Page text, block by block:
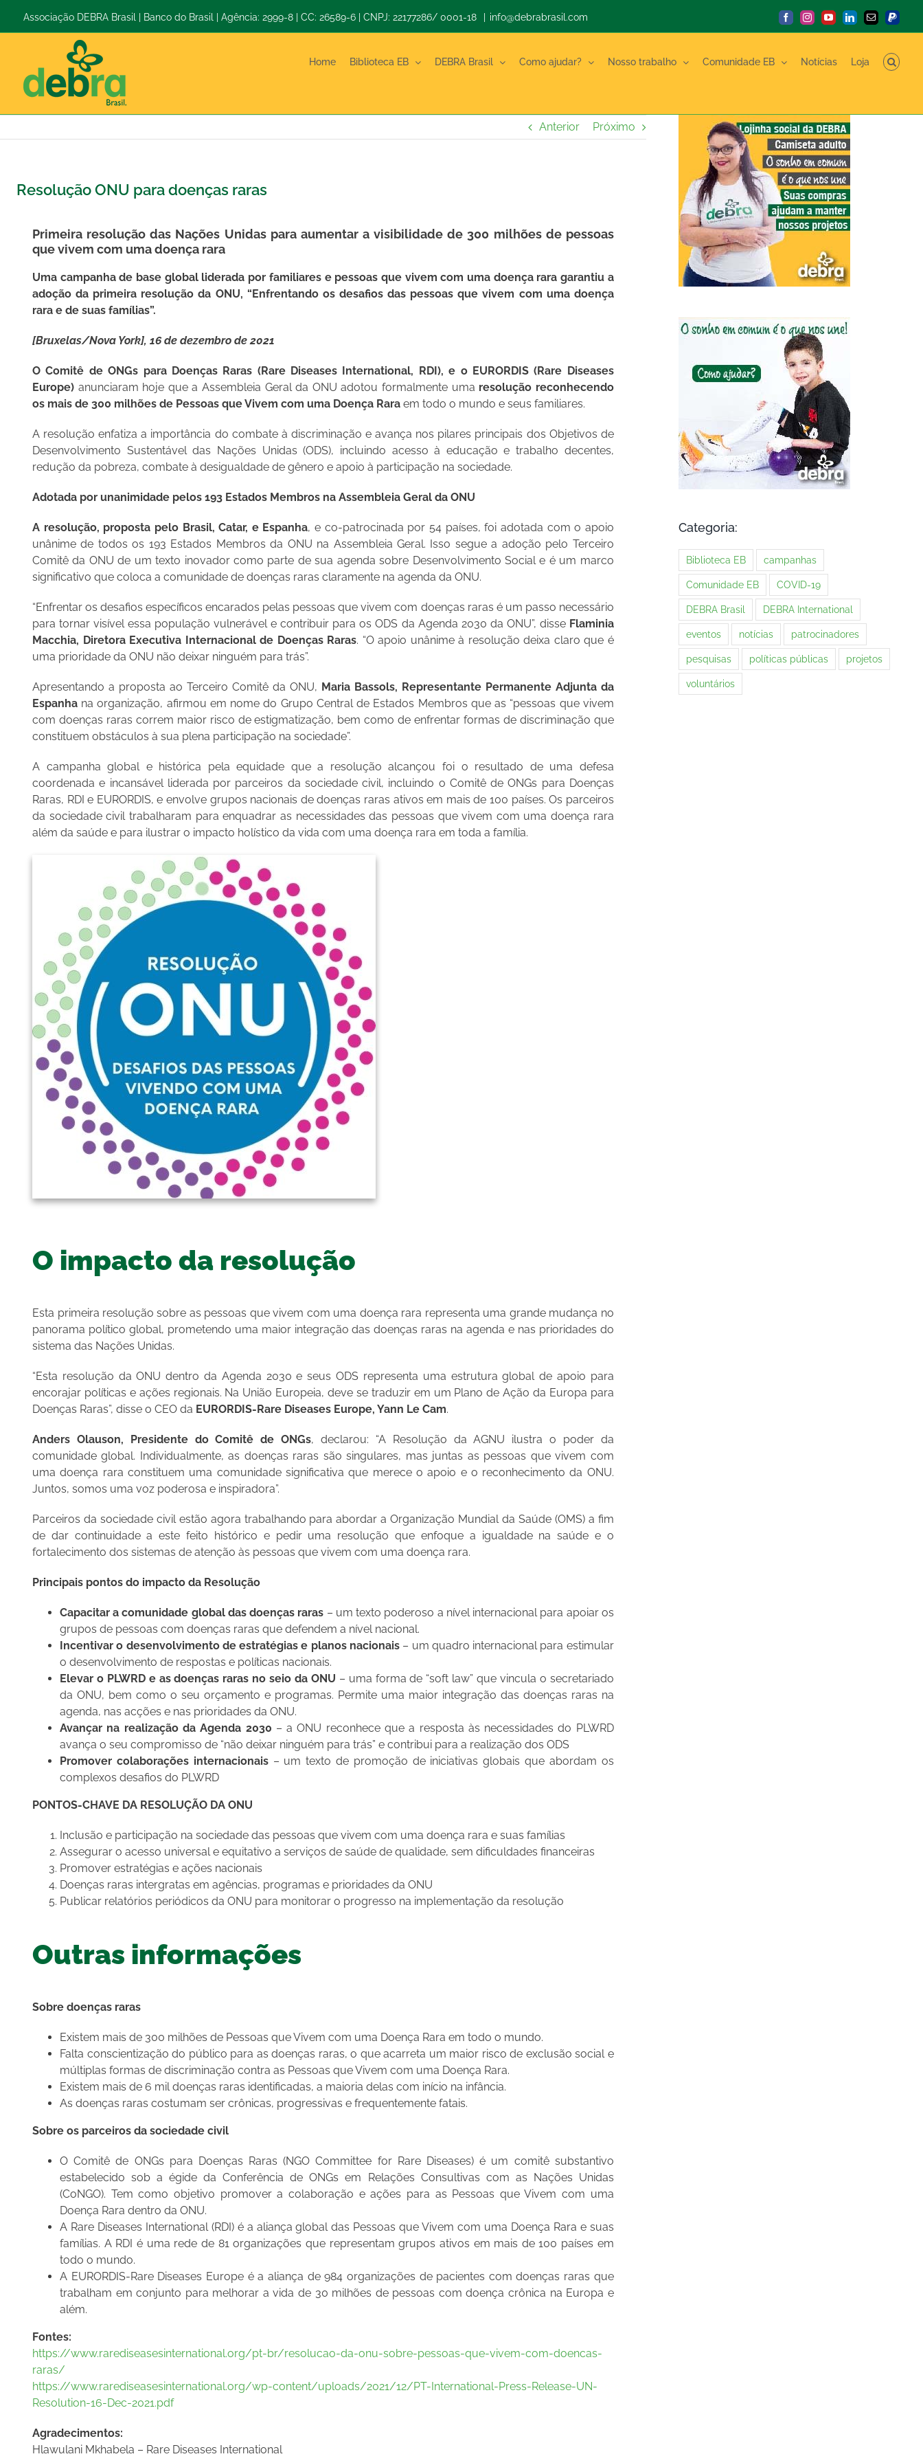
Associação DEBRA Brasil | Banco do Brasil | Agência: 2999-8 | CC: 26589-6 | CNPJ: 22177286/ 0001-18 info@debrabrasil.com FacebookInstagramYouTubeLinkedIn
E-
PayPal
Home Biblioteca EB DEBRA Brasil Como ajudar? Nosso trabalho Comunidade EB Notícias Loja
Anterior Próximo
Resolução ONU para doenças raras
Primeira resolução das Nações Unidas para aumentar a visibilidade de 300 milhões de pessoas
que vivem com uma doença rara
Uma campanha de base global liderada por familiares e pessoas que vivem com uma doença rara garantiu a
adoção da primeira resolução da ONU, “Enfrentando os desafios das pessoas que vivem com uma doença
rara e de suas famílias”.
[Bruxelas/Nova York], 16 de dezembro de 2021
O Comitê de ONGs para Doenças Raras (Rare Diseases International, RDI), e o EURORDIS (Rare Diseases
Europe) anunciaram hoje que a Assembleia Geral da ONU adotou formalmente uma resolução reconhecendo
os mais de 300 milhões de Pessoas que Vivem com uma Doença Rara em todo o mundo e seus familiares.
A resolução enfatiza a importância do combate à discriminação e avança nos pilares principais dos Objetivos de
Desenvolvimento Sustentável das Nações Unidas (ODS), incluindo acesso à educação e trabalho decentes,
redução da pobreza, combate à desigualdade de gênero e apoio à participação na sociedade.
Adotada por unanimidade pelos 193 Estados Membros na Assembleia Geral da ONU
A resolução, proposta pelo Brasil, Catar, e Espanha, e co-patrocinada por 54 países, foi adotada com o apoio
unânime de todos os 193 Estados Membros da ONU na Assembleia Geral. Isso segue a adoção pelo Terceiro
Comitê da ONU de um texto inovador como parte de sua agenda sobre Desenvolvimento Social e é um marco
significativo que coloca a comunidade de doenças raras claramente na agenda da ONU.
“Enfrentar os desafios específicos encarados pelas pessoas que vivem com doenças raras é um passo necessário
para tornar visível essa população vulnerável e contribuir para os ODS da Agenda 2030 da ONU”, disse Flaminia
Macchia, Diretora Executiva Internacional de Doenças Raras. “O apoio unânime à resolução deixa claro que é
uma prioridade da ONU não deixar ninguém para trás”.
Apresentando a proposta ao Terceiro Comitê da ONU, Maria Bassols, Representante Permanente Adjunta da
Espanha na organização, afirmou em nome do Grupo Central de Estados Membros que as “pessoas que vivem
com doenças raras correm maior risco de estigmatização, bem como de enfrentar formas de discriminação que
constituem obstáculos à sua plena participação na sociedade”.
A campanha global e histórica pela equidade que a resolução alcançou foi o resultado de uma defesa
coordenada e incansável liderada por parceiros da sociedade civil, incluindo o Comitê de ONGs para Doenças
Raras, RDI e EURORDIS, e envolve grupos nacionais de doenças raras ativos em mais de 100 países. Os parceiros
da sociedade civil trabalharam para enquadrar as necessidades das pessoas que vivem com uma doença rara
além da saúde e para ilustrar o impacto holístico da vida com uma doença rara em toda a família.
O impacto da resolução
Esta primeira resolução sobre as pessoas que vivem com uma doença rara representa uma grande mudança no
panorama político global, prometendo uma maior integração das doenças raras na agenda e nas prioridades do
sistema das Nações Unidas.
“Esta resolução da ONU dentro da Agenda 2030 e seus ODS representa uma estrutura global de apoio para
encorajar políticas e ações regionais. Na União Europeia, deve se traduzir em um Plano de Ação da Europa para
Doenças Raras”, disse o CEO da EURORDIS-Rare Diseases Europe, Yann Le Cam.
Anders Olauson, Presidente do Comitê de ONGs, declarou: “A Resolução da AGNU ilustra o poder da
comunidade global. Individualmente, as doenças raras são singulares, mas juntas as pessoas que vivem com
uma doença rara constituem uma comunidade significativa que merece o apoio e o reconhecimento da ONU.
Juntos, somos uma voz poderosa e inspiradora”.
Parceiros da sociedade civil estão agora trabalhando para abordar a Organização Mundial da Saúde (OMS) a fim
de dar continuidade a este feito histórico e pedir uma resolução que enfoque a igualdade na saúde e o
fortalecimento dos sistemas de atenção às pessoas que vivem com uma doença rara.
Principais pontos do impacto da Resolução
Capacitar a comunidade global das doenças raras – um texto poderoso a nível internacional para apoiar os
grupos de pessoas com doenças raras que defendem a nível nacional.
Incentivar o desenvolvimento de estratégias e planos nacionais – um quadro internacional para estimular
o desenvolvimento de respostas e políticas nacionais.
Elevar o PLWRD e as doenças raras no seio da ONU – uma forma de “soft law” que vincula o secretariado
da ONU, bem como o seu orçamento e programas. Permite uma maior integração das doenças raras na
agenda, nas acções e nas prioridades da ONU.
Avançar na realização da Agenda 2030 – a ONU reconhece que a resposta às necessidades do PLWRD
avança o seu compromisso de “não deixar ninguém para trás” e contribui para a realização dos ODS
Promover colaborações internacionais– um texto de promoção de iniciativas globais que abordam os
complexos desafios do PLWRD
PONTOS-CHAVE DA RESOLUÇÃO DA ONU
Inclusão e participação na sociedade das pessoas que vivem com uma doença rara e suas famílias
Assegurar o acesso universal e equitativo a serviços de saúde de qualidade, sem dificuldades financeiras
Promover estratégias e ações nacionais
Doenças raras intergratas em agências, programas e prioridades da ONU
Publicar relatórios periódicos da ONU para monitorar o progresso na implementação da resolução
Outras informações
Sobre doenças raras
Existem mais de 300 milhões de Pessoas que Vivem com uma Doença Rara em todo o mundo.
Falta conscientização do público para as doenças raras, o que acarreta um maior risco de exclusão social e
múltiplas formas de discriminação contra as Pessoas que Vivem com uma Doença Rara.
Existem mais de 6 mil doenças raras identificadas, a maioria delas com início na infância.
As doenças raras costumam ser crônicas, progressivas e frequentemente fatais.
Sobre os parceiros da sociedade civil
O Comitê de ONGs para Doenças Raras (NGO Committee for Rare Diseases) é um comitê substantivo
estabelecido sob a égide da Conferência de ONGs em Relações Consultivas com as Nações Unidas
(CoNGO). Tem como objetivo promover a colaboração e ações para as Pessoas que Vivem com uma
Doença Rara dentro da ONU.
A Rare Diseases International (RDI) é a aliança global das Pessoas que Vivem com uma Doença Rara e suas
famílias. A RDI é uma rede de 81 organizações que representam grupos ativos em mais de 100 países em
todo o mundo.
A EURORDIS-Rare Diseases Europe é a aliança de 984 organizações de pacientes com doenças raras que
trabalham em conjunto para melhorar a vida de 30 milhões de pessoas com doença crônica na Europa e
além.
Fontes:
https://www.rarediseasesinternational.org/pt-br/resolucao-da-onu-sobre-pessoas-que-vivem-com-doencas-
raras/
https://www.rarediseasesinternational.org/wp-content/uploads/2021/12/PT-International-Press-Release-UN-
Resolution-16-Dec-2021.pdf
Agradecimentos:
Hlawulani Mkhabela – Rare Diseases International
Categoria:
Biblioteca EB campanhas
Comunidade EB COVID-19
DEBRA Brasil DEBRA International
eventos notícias patrocinadores
pesquisas políticas públicas projetos
voluntários